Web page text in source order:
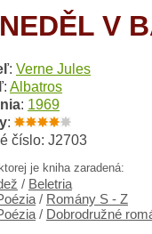
V
: Verne Jules
: Albatros
: 1969
:
číslo: J2703
je kniha zaradená:
/ Beletria
/ Romány S - Z
/ Dobrodružné